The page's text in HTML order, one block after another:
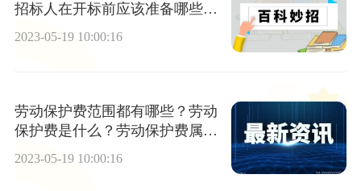
招标人在开标前应该准备哪些事
项？
2023-05-19 10:00:16
劳动保护费范围都有哪些？劳动
保护费是什么？劳动保护费属于
公司福利吗？
2023-05-19 10:00:16